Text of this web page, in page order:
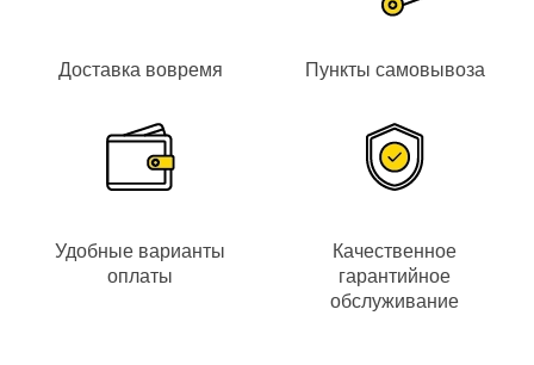
Доставка вовремя Пункты самовывоза
Удобные варианты
оплаты
Качественное
гарантийное
обслуживание